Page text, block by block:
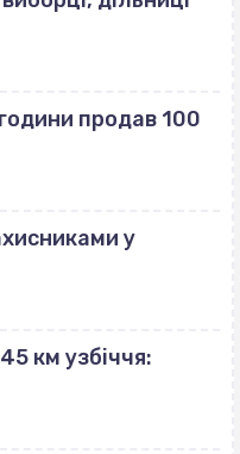
продав 100
у
км узбіччя: